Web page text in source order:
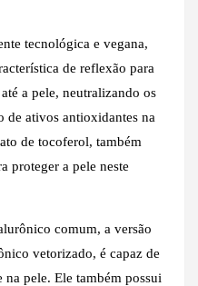
tecnológica e vegana,
de reflexão para
a pele, neutralizando os
de ativos antioxidantes na
de tocoferol, também
proteger a pele neste
comum, a versão
vetorizado, é capaz de
pele. Ele também possui